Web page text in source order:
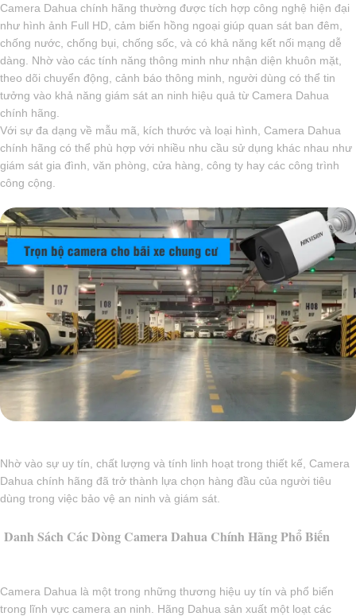
Camera Dahua chính hãng thường được tích hợp công nghệ hiện đại
như hình ảnh Full HD, cảm biến hồng ngoại giúp quan sát ban đêm,
chống nước, chống bụi, chống sốc, và có khả năng kết nối mạng dễ
dàng. Nhờ vào các tính năng thông minh như nhận diện khuôn mặt,
theo dõi chuyển động, cảnh báo thông minh, người dùng có thể tin
tưởng vào khả năng giám sát an ninh hiệu quả từ Camera Dahua
chính hãng.
Với sự đa dạng về mẫu mã, kích thước và loại hình, Camera Dahua
chính hãng có thể phù hợp với nhiều nhu cầu sử dụng khác nhau như
giám sát gia đình, văn phòng, cửa hàng, công ty hay các công trình
công cộng.
Nhờ vào sự uy tín, chất lượng và tính linh hoạt trong thiết kế, Camera
Dahua chính hãng đã trở thành lựa chọn hàng đầu của người tiêu
dùng trong việc bảo vệ an ninh và giám sát.
Danh Sách Các Dòng Camera Dahua Chính Hãng Phổ Biến
Camera Dahua là một trong những thương hiệu uy tín và phổ biến
trong lĩnh vực camera an ninh. Hãng Dahua sản xuất một loạt các